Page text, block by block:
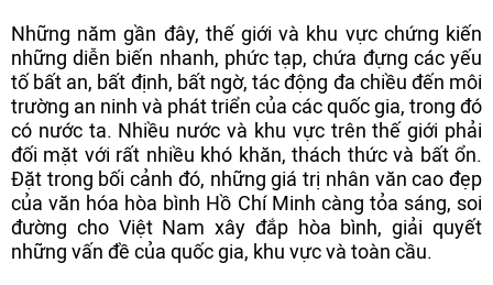
Những năm gần đây, thế giới và khu vực chứng kiến
những diễn biến nhanh, phức tạp, chứa đựng các yếu
tố bất an, bất định, bất ngờ, tác động đa chiều đến môi
trường an ninh và phát triển của các quốc gia, trong đó
có nước ta. Nhiều nước và khu vực trên thế giới phải
đối mặt với rất nhiều khó khăn, thách thức và bất ổn.
Đặt trong bối cảnh đó, những giá trị nhân văn cao đẹp
của văn hóa hòa bình Hồ Chí Minh càng tỏa sáng, soi
đường cho Việt Nam xây đắp hòa bình, giải quyết
những vấn đề của quốc gia, khu vực và toàn cầu.